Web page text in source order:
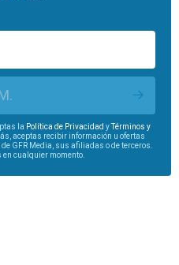
la Política de Privacidad yTérminos y
aceptas recibir información u ofertas
GFR Media, sus afiliadas o de terceros.
cualquier momento.